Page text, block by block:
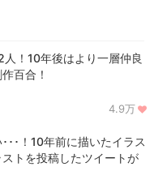
！10年後はより一層仲良
百合！
4.9万
･･！10年前に描いたイラス
ストを投稿したツイートが